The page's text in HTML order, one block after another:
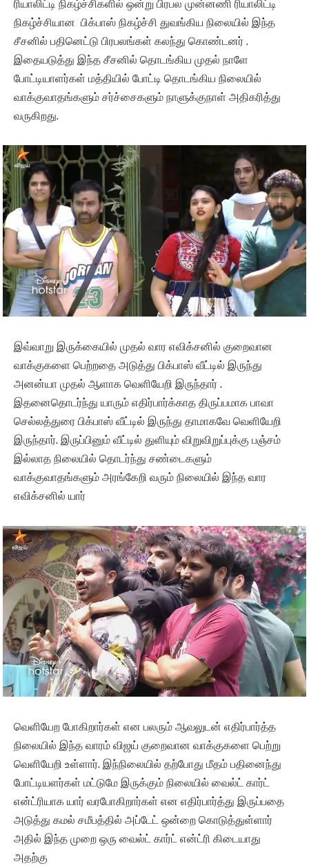
ரியாலிட்டி நிகழ்ச்சிகளில் ஒன்று பிரபல முன்னணி ரியாலிட்டி
நிகழ்ச்சியான பிக்பாஸ் நிகழ்ச்சி துவங்கிய நிலையில் இந்த
சீசனில் பதினெட்டு பிரபலங்கள் கலந்து கொண்டனர் .
இதையடுத்து இந்த சீசனில் தொடங்கிய முதல் நாளே
போட்டியாளர்கள் மத்தியில் போட்டி தொடங்கிய நிலையில்
வாக்குவாதங்களும் சர்ச்சைகளும் நாளுக்குநாள் அதிகரித்து
வருகிறது.
இவ்வாறு இருக்கையில் முதல் வார எவிக்சனில் குறைவான
வாக்குகளை பெற்றதை அடுத்து பிக்பாஸ் வீட்டில் இருந்து
அனன்யா முதல் ஆளாக வெளியேறி இருந்தார் .
இதனைதொடர்ந்து யாரும் எதிர்பார்க்காத திருப்பமாக பாவா
செல்லத்துரை பிக்பாஸ் வீட்டில் இருந்து தாமாகவே வெளியேறி
இருந்தார். இருப்பினும் வீட்டில் துளியும் விறுவிறுப்புக்கு பஞ்சம்
இல்லாத நிலையில் தொடர்ந்து சண்டைகளும்
வாக்குவாதங்களும் அரங்கேறி வரும் நிலையில் இந்த வார
எவிக்சனில் யார்
வெளியேற போகிறார்கள் என பலரும் ஆவலுடன் எதிர்பார்த்த
நிலையில் இந்த வாரம் விஜய் குறைவான வாக்குகளை பெற்று
வெளியேறி உள்ளார். இந்நிலையில் தற்போது மீதம் பதினைந்து
போட்டியளர்கள் மட்டுமே இருக்கும் நிலையில் வைல்ட் கார்ட்
என்ட்ரியாக யார் வரபோகிறார்கள் என எதிர்பார்த்து இருப்பதை
அடுத்து கமல் சமீபத்தில் அப்டேட் ஒன்றை கொடுத்துள்ளார்
அதில் இந்த முறை ஒரு வைல்ட் கார்ட் என்ட்ரி கிடையாது
அதற்கு